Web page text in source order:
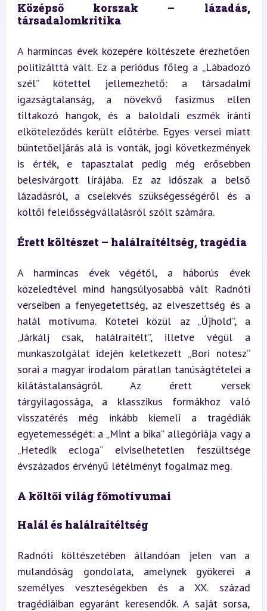
Középső korszak – lázadás,
társadalomkritika
A harmincas évek közepére költészete érezhetően
politizálttá vált. Ez a periódus főleg a „Lábadozó
szél” kötettel jellemezhető: a társadalmi
igazságtalanság, a növekvő fasizmus ellen
tiltakozó hangok, és a baloldali eszmék iránti
elköteleződés került előtérbe. Egyes versei miatt
büntetőeljárás alá is vonták, jogi következmények
is érték, e tapasztalat pedig még erősebben
belesivárgott lírájába. Ez az időszak a belső
lázadásról, a cselekvés szükségességéről és a
költői felelősségvállalásról szólt számára.
Érett költészet – halálraítéltség, tragédia
A harmincas évek végétől, a háborús évek
közeledtével mind hangsúlyosabbá vált Radnóti
verseiben a fenyegetettség, az elveszettség és a
halál motívuma. Kötetei közül az „Újhold”, a
„Járkálj csak, halálraítélt”, illetve végül a
munkaszolgálat idején keletkezett „Bori notesz”
sorai a magyar irodalom páratlan tanúságtételei a
kilátástalanságról. Az érett versek
tárgyilagossága, a klasszikus formákhoz való
visszatérés még inkább kiemeli a tragédiák
egyetemességét: a „Mint a bika” allegóriája vagy a
„Hetedik ecloga” elviselhetetlen feszültsége
évszázados érvényű létélményt fogalmaz meg.
A költői világ főmotívumai
Halál és halálraítéltség
Radnóti költészetében állandóan jelen van a
mulandóság gondolata, amelynek gyökerei a
személyes veszteségekben és a XX. század
tragédiáiban egyaránt keresendők. A saját sorsa,